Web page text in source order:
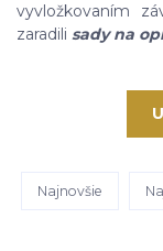
vyvložkovaním
zaradili sady na
Najnovšie